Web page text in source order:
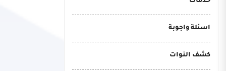
اسئلة واجوبة
كشف النوات